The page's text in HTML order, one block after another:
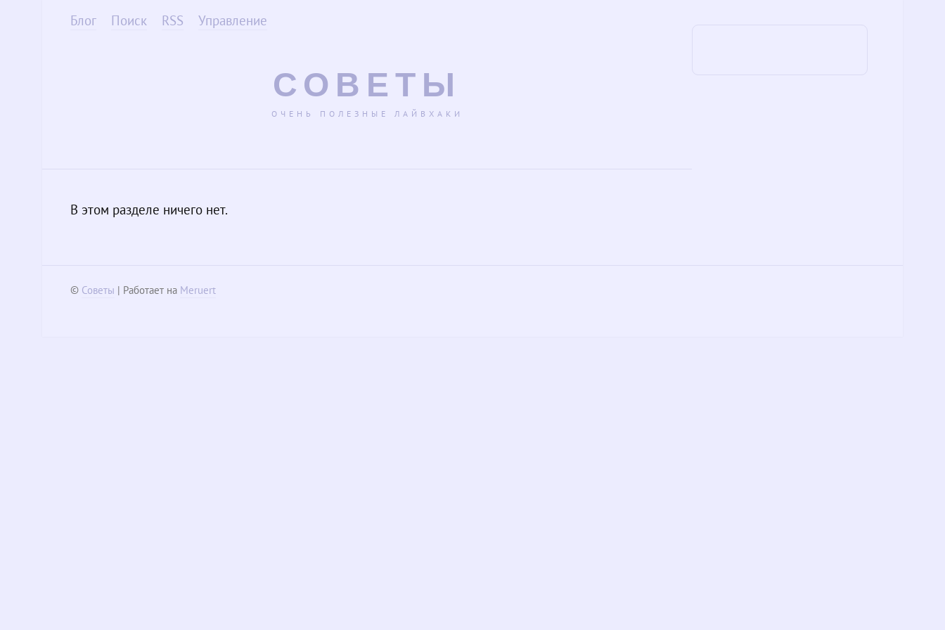
Блог Поиск RSS Управление
СОВЕТЫ
ОЧЕНЬ ПОЛЕЗНЫЕ ЛАЙВХАКИ
В этом разделе ничего нет.
© Советы | Работает на Meruert